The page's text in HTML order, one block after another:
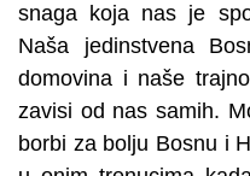
snaga koja nas je
Naša jedinstvena
domovina i naše
zavisi od nas samih.
borbi za bolju Bosnu i